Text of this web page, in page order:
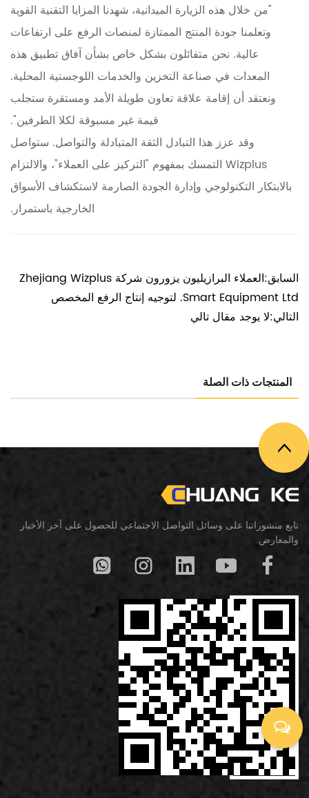
"من خلال هذه الزيارة الميدانية، شهدنا المزايا التقنية القوية
وتعلمنا جودة المنتج الممتازة لمنصات الرفع على ارتفاعات
عالية. نحن متفائلون بشكل خاص بشأن آفاق تطبيق هذه
المعدات في صناعة التخزين والخدمات اللوجستية المحلية.
ونعتقد أن إقامة علاقة تعاون طويلة الأمد ومستقرة ستجلب
قيمة غير مسبوقة لكلا الطرفين".
وقد عزز هذا التبادل الثقة المتبادلة والتواصل. ستواصل
Wizplus التمسك بمفهوم "التركيز على العملاء"، والالتزام
بالابتكار التكنولوجي وإدارة الجودة الصارمة لاستكشاف الأسواق
الخارجية باستمرار.
السابق:العملاء البرازيليون يزورون شركة Zhejiang Wizplus
Smart Equipment Ltd. لتوجيه إنتاج الرفع المخصص
التالي:لا يوجد مقال تالي
المنتجات ذات الصلة
تابع منشوراتنا على وسائل التواصل الاجتماعي للحصول على آخر الأخبار
والمعارض.